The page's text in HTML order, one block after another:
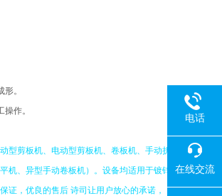
。
作。
型剪板机、电动型剪板机、卷板机、手动折
机、异型手动卷板机）。设备均适用于镀锌
证，优良的售后 诗司让用户放心的承诺，
电话
在线交流